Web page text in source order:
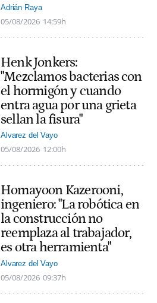
Adrián Raya
05/08/2026 14:59h
Henk Jonkers:
"Mezclamos bacterias con
el hormigón y cuando
entra agua por una grieta
sellan la fisura"
Alvarez del Vayo
05/08/2026 12:00h
Homayoon Kazerooni,
ingeniero: "La robótica en
la construcción no
reemplaza al trabajador,
es otra herramienta"
Alvarez del Vayo
05/08/2026 09:37h